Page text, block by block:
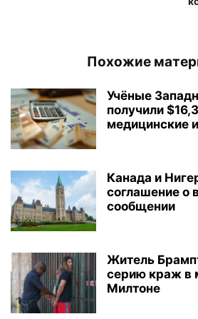
Похожие
Учёные
получили
медицинские
Канада и
соглашение о
сообщении
Житель
серию краж в
Милтоне